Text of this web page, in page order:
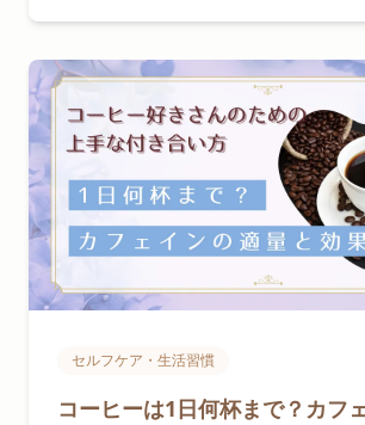
セルフケア・生活習慣
コーヒーは1日何杯まで？カフ